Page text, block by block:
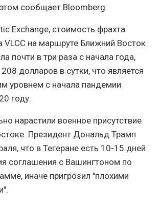
сообщает Bloomberg.
Exchange, стоимость фрахта
VLCC на маршруте Ближний Восток
почти в три раза с начала года,
долларов в сутки, что является
уровнем с начала пандемии
году.
нарастили военное присутствие
Президент Дональд Трамп
что в Тегеране есть 10-15 дней
соглашения с Вашингтоном по
иначе пригрозил "плохими